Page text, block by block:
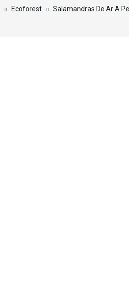
Ecoforest Salamandras De Ar A